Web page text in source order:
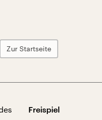
Zur Startseite
Freispiel